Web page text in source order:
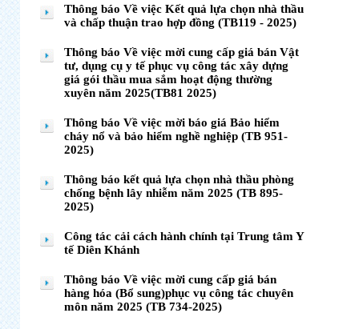
Thông báo Về việc Kết quả lựa chọn nhà thầu
và chấp thuận trao hợp đồng (TB119 - 2025)
Thông báo Về việc mời cung cấp giá bán Vật
tư, dụng cụ y tế phục vụ công tác xây dựng
giá gói thầu mua sắm hoạt động thường
xuyên năm 2025(TB81 2025)
Thông báo Về việc mời báo giá Bảo hiểm
cháy nổ và bảo hiểm nghề nghiệp (TB 951-
2025)
Thông báo kết quả lựa chọn nhà thầu phòng
chống bệnh lây nhiễm năm 2025 (TB 895-
2025)
Công tác cải cách hành chính tại Trung tâm Y
tế Diên Khánh
Thông báo Về việc mời cung cấp giá bán
hàng hóa (Bổ sung)phục vụ công tác chuyên
môn năm 2025 (TB 734-2025)